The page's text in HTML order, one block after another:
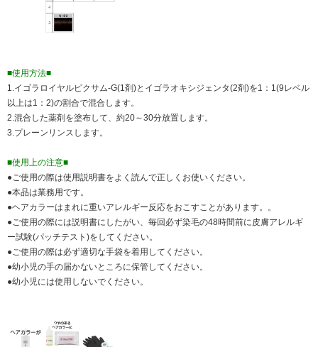
■使用方法■
1.イゴラロイヤルピクサム-G(1剤)とイゴラオキシジェンタ(2剤)を1：1(9レベル
以上は1：2)の割合で混合します。
2.混合した薬剤を塗布して、約20～30分放置します。
3.プレーンリンスします。
■使用上の注意■
●ご使用の際は使用説明書をよく読んで正しくお使いください。
●本品は業務用です。
●ヘアカラーはまれに重いアレルギー反応をおこすことがあります。。
●ご使用の際には説明書にしたがい、毎回必ず染毛の48時間前に皮膚アレルギ
ー試験(パッチテスト)をしてください。
●ご使用の際は必ず適切な手袋を着用してください。
●幼小児の手の届かないところに保管してください。
●幼小児には使用しないでください。